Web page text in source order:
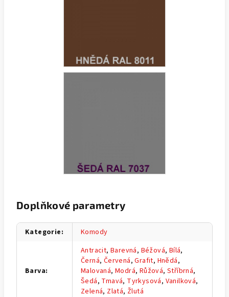
Doplňkové parametry
Kategorie: Komody
Barva:
Antracit,Barevná, Béžová, Bílá,
Černá, Červená,Grafit, Hnědá,
Malovaná,Modrá, Růžová,Stříbrná,
Šedá, Tmavá, Tyrkysová, Vanilková,
Zelená, Zlatá, Žlutá